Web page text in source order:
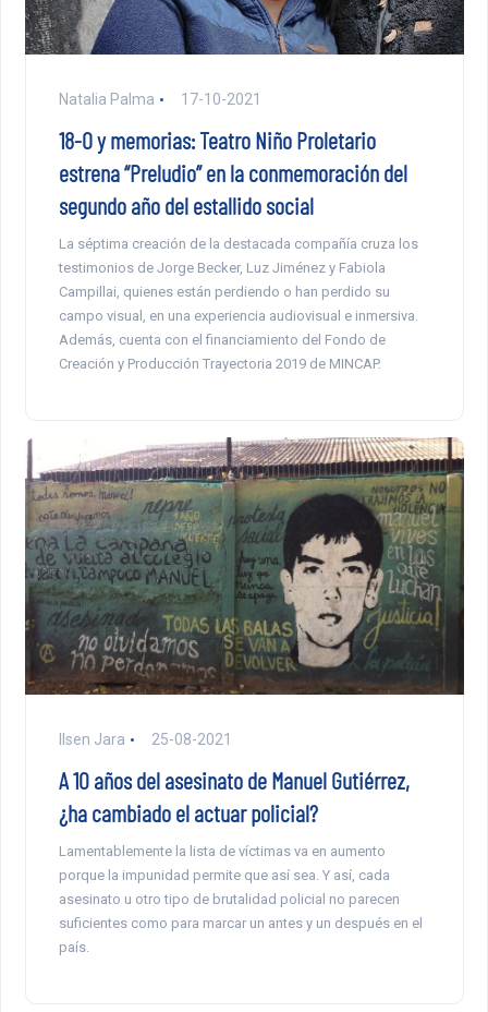
Natalia Palma 17-10-2021
18-O y memorias: Teatro Niño Proletario
estrena “Preludio” en la conmemoración del
segundo año del estallido social
La séptima creación de la destacada compañía cruza los
testimonios de Jorge Becker, Luz Jiménez y Fabiola
Campillai, quienes están perdiendo o han perdido su
campo visual, en una experiencia audiovisual e inmersiva.
Además, cuenta con el financiamiento del Fondo de
Creación y Producción Trayectoria 2019 de MINCAP.
Ilsen Jara 25-08-2021
A 10 años del asesinato de Manuel Gutiérrez,
¿ha cambiado el actuar policial?
Lamentablemente la lista de víctimas va en aumento
porque la impunidad permite que así sea. Y así, cada
asesinato u otro tipo de brutalidad policial no parecen
suficientes como para marcar un antes y un después en el
país.